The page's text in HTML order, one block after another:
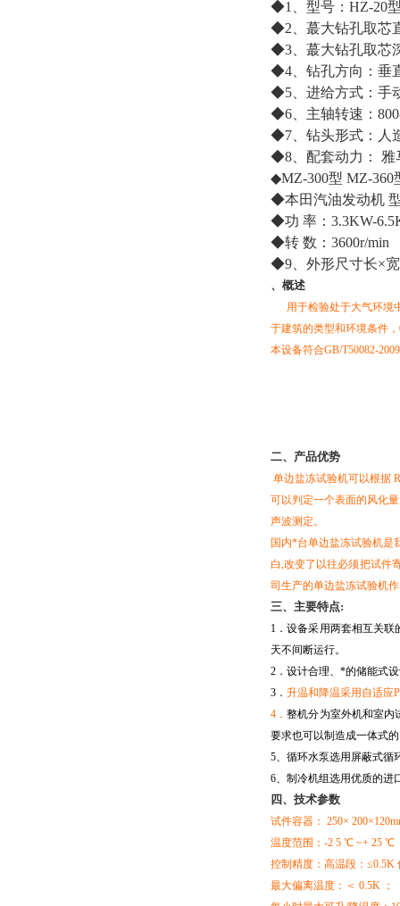
◆1、型号：HZ-20
◆2、蕞大钻孔取芯
◆3、蕞大钻孔取芯
◆4、钻孔方向：垂
◆5、进给方式：手
◆6、主轴转速：
◆7、钻头形式：人
◆8、配套动力： 雅
◆MZ-300型 MZ-360
◆本田汽油发动机
◆功 率：3.3KW-
◆转 数：3600r/min
◆9、外形尺寸长×宽
、概述
用于检验处于大气环境
于建筑的类型和环境条件 ，
本设备符合GB/T50082-2009
二、 产品优势
单边盐冻试验机可以根据
可以判定一个表面的风化
声波测定。
国内*台单边盐冻试验机是
白,改变了以往必须把试件
司生产的单边盐冻试验机
三、 主要特点:
1．设备采用两套相互关
天不间断运行。
2．设计合理、*的储能式
3． 升温和降温采用自适应
4．整机分为室外机和室内
要求也可以制造成一体式
5、循环水泵选用屏蔽式循
6、制冷机组选用优质的进
四、技术参数
试件容器 ： 250×
温度范围：-2 5 ℃ ~+ 25 ℃
控制精度：高温段：≤0.5K
最大偏离温度：＜ 0.5K ；